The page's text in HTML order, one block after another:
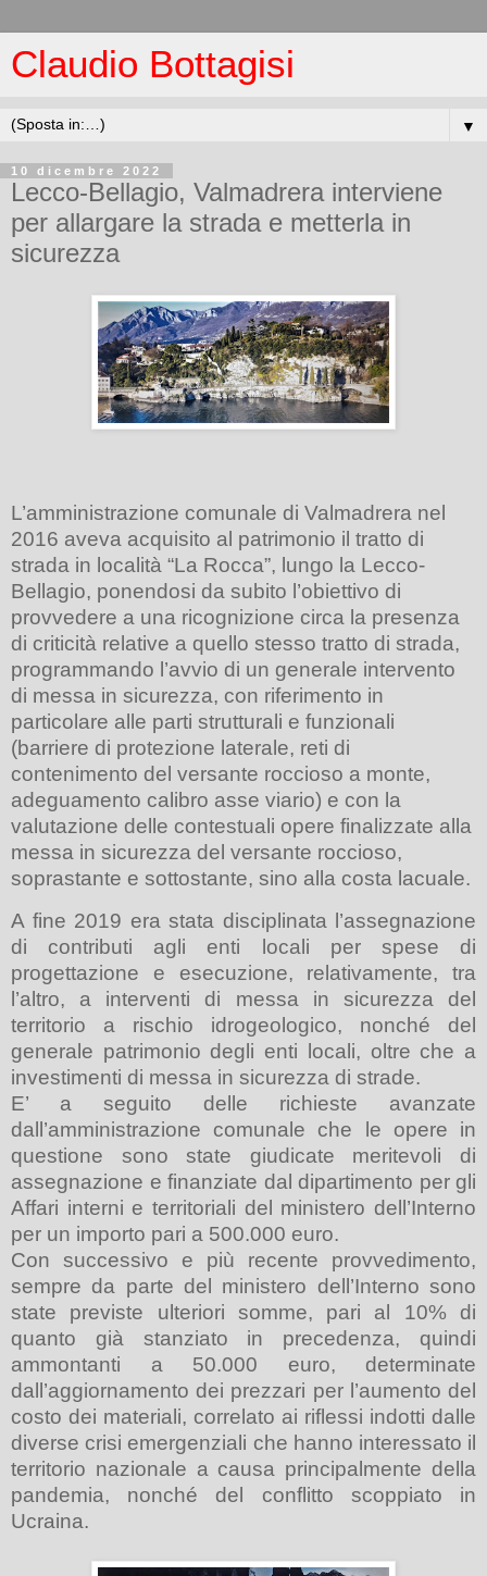
Claudio Bottagisi
▼
10 dicembre 2022
Lecco-Bellagio, Valmadrera interviene
per allargare la strada e metterla in
sicurezza
L’amministrazione comunale di Valmadrera nel
2016 aveva acquisito al patrimonio il tratto di
strada in località “La Rocca”, lungo la Lecco-
Bellagio, ponendosi da subito l’obiettivo di
provvedere a una ricognizione circa la presenza
di criticità relative a quello stesso tratto di strada,
programmando l’avvio di un generale intervento
di messa in sicurezza, con riferimento in
particolare alle parti strutturali e funzionali
(barriere di protezione laterale, reti di
contenimento del versante roccioso a monte,
adeguamento calibro asse viario) e con la
valutazione delle contestuali opere finalizzate alla
messa in sicurezza del versante roccioso,
soprastante e sottostante, sino alla costa lacuale.
A fine 2019 era stata disciplinata l’assegnazione
di contributi agli enti locali per spese di
progettazione e esecuzione, relativamente, tra
l’altro, a interventi di messa in sicurezza del
territorio a rischio idrogeologico, nonché del
generale patrimonio degli enti locali, oltre che a
investimenti di messa in sicurezza di strade.
E’ a seguito delle richieste avanzate
dall’amministrazione comunale che le opere in
questione sono state giudicate meritevoli di
assegnazione e finanziate dal dipartimento per gli
Affari interni e territoriali del ministero dell’Interno
per un importo pari a 500.000 euro.
Con successivo e più recente provvedimento,
sempre da parte del ministero dell’Interno sono
state previste ulteriori somme, pari al 10% di
quanto già stanziato in precedenza, quindi
ammontanti a 50.000 euro, determinate
dall’aggiornamento dei prezzari per l’aumento del
costo dei materiali, correlato ai riflessi indotti dalle
diverse crisi emergenziali che hanno interessato il
territorio nazionale a causa principalmente della
pandemia, nonché del conflitto scoppiato in
Ucraina.